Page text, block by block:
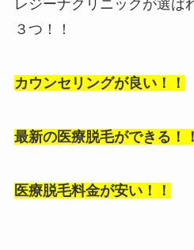
レジーナクリニックが選ば
３つ！！
カウンセリングが良い！！
最新の医療脱毛ができる！！
医療脱毛料金が安い！！